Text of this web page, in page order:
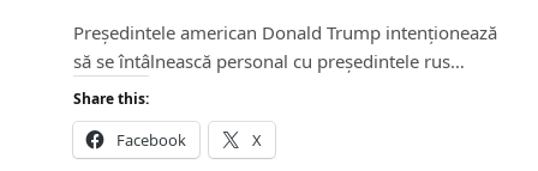
Președintele american Donald Trump intenționează
să se întâlnească personal cu președintele rus…
Share this:
Facebook X